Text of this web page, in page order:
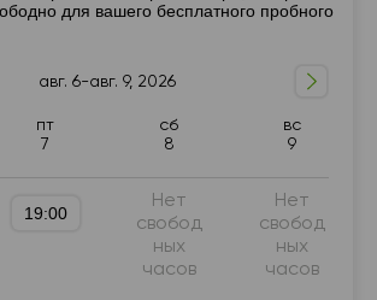
для вашего бесплатного пробного
авг. 6-авг. 9, 2026
пт
7
сб
8
вс
9
19:00
Нет
свобод
ных
часов
Нет
свобод
ных
часов